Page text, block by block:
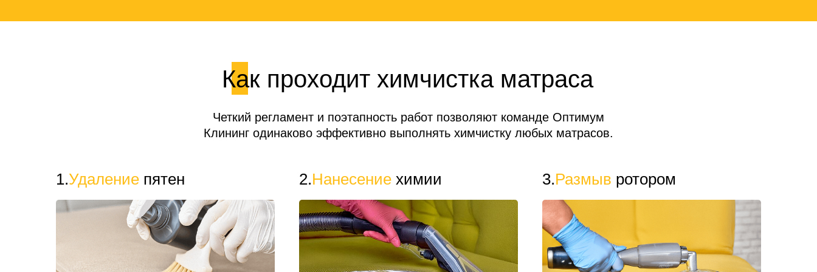
Как проходит химчистка матраса
Четкий регламент и поэтапность работ позволяют команде Оптимум
Клининг одинаково эффективно выполнять химчистку любых матрасов.
1.Удаление пятен 2.Нанесение химии 3.Размыв ротором